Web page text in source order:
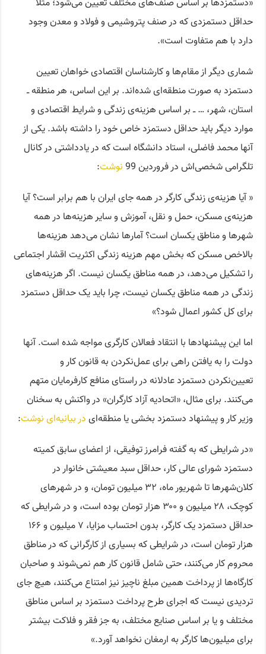
«دستمزدها بر اساس صنف‌های مختلف تعیین می‌شود؛ مثلاً
حداقل دستمزدی که در صنف پتروشیمی و فولاد و معدن وجود
دارد با هم متفاوت است».
شماری دیگر از مقام‌ها و کارشناسان اقتصادی خواهان تعیین
دستمزد به صورت منطقه‌ای شده‌اند. بر این اساس، هر منطقه ــ
استان، شهر، … ــ بر اساس هزینه‌ی زندگی و شرایط اقتصادی و
موارد دیگر باید حداقل دستمزد خاص خود را داشته باشد. یکی از
آنها محمد فاضلی، استاد دانشگاه است که در یادداشتی در کانال
تلگرامی شخصی‌اش در فروردین 99
نوشت:
« آیا هزینه‌ی زندگی کارگر در همه جای ایران با هم برابر است؟ آیا
هزینه‌ی مسکن، حمل و نقل، آموزش و سایر هزینه‌ها در همه
شهرها و مناطق یکسان است؟ آمارها نشان می‌دهد هزینه‌ها
بالاخص مسکن که بخش مهم هزینه زندگی اکثریت اقشار اجتماعی
را تشکیل می‌دهد، در همه مناطق یکسان نیست. اگر هزینه‌های
زندگی در همه مناطق یکسان نیست، چرا باید یک حداقل دستمزد
برای کل کشور اعمال شود؟»
اما این ‌‌‌پیشنهادها با انتقاد فعالان کارگری مواجه شده است. آنها
دولت را به یافتن راهی برای عمل‌نکردن به قانون کار و
تعیین‌نکردن دستمزد عادلانه در راستای منافع کارفرمایان متهم
می‌کنند. برای مثال،‌ «اتحادیه آزاد کارگران» در واکنش به سخنان
وزیر کار و پیشنهاد دستمزد بخشی یا منطقه‌ای در بیانیه‌ای نوشت:
«در شرایطی که به گفته فرامرز توفیقی، از اعضای سابق کمیته
دستمزد شورای عالی کار، حداقل سبد معیشتی خانوار در
کلان‌شهرها تا شهریور ماه، ۳۲ میلیون تومان، و در شهرهای
کوچک، ۲۸ میلیون و ۳۰۰ هزار تومان بوده است، و در شرایطی که
حداقل دستمزد یک کارگر، بدون احتساب مزایا، ۷ میلیون و ۱۶۶
هزار تومان است، در شرایطی که بسیاری از کارگرانی که در مناطق
محروم کار می‌کنند، حتی شامل قانون کار هم نمی‌شوند و صاحبان
کارگاه‌ها از پرداخت همین مبلغ ناچیز نیز امتناع می‌کنند، هیچ جای
تردیدی نیست که اجرای طرح پرداخت دستمزد بر اساس مناطق
مختلف و یا بر اساس صنایع مختلف، به جز فقر و فلاکت بیشتر
برای میلیون‌ها کارگر به ارمغان نخواهد آورد.»